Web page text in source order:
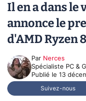
Il en a dans le
annonce le
d'AMD Ryzen
Par Nerces
Spécialiste PC &
Publié le 13
Suivez-nous